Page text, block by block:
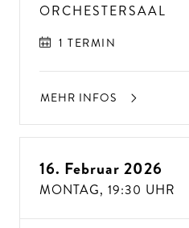
ORCHESTERSAAL
1 TERMIN
MEHR INFOS
16. Februar 2026
MONTAG, 19:30 UHR